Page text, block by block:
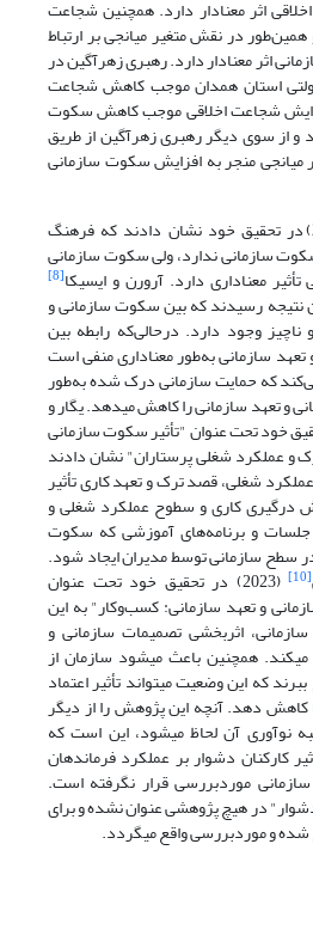
اثر معنادار دارد. همچنین شجاعت
در نقش متغیر میانجی بر ارتباط
اثر معنادار دارد. رهبری زهرآگین در
استان همدان موجب کاهش شجاعت
شجاعت اخلاقی موجب کاهش سکوت
و از سوی دیگر رهبری زهرآگین از طریق
منجر به افزایش سکوت سازمانی
و همکاران (2023) در تحقیق خود نشان دادند که فرهنگ
سکوت سازمانی ندارد، ولی سکوت سازمانی
معناداری دارد. آرورن و ایسیکا[8]
این نتیجه رسیدند که بین سکوت سازمانی و
ناچیز وجود دارد. درحالی‌که رابطه بین
سازمانی به‌طور معناداری منفی است
می‌کند که حمایت سازمانی درک شده به‌طور
و تعهد سازمانی را کاهش می­دهد. یگار و
تحقیق خود تحت عنوان "تأثیر سکوت سازمانی
و عملکرد شغلی پرستاران" نشان دادند
شغلی، قصد ترک و تعهد کاری تأثیر
درگیری کاری و سطوح عملکرد شغلی و
جلسات و برنامه‌های آموزشی که سکوت
سطح سازمانی توسط مدیران ایجاد شود.
[10] (2023) در تحقیق خود تحت عنوان
و تعهد سازمانی: کسب‌وکار" به این
اثربخشی تصمیمات سازمانی و
می­کند. همچنین باعث می­شود سازمان از
که این وضعیت می­تواند تأثیر اعتماد
کاهش دهد. آنچه این پژوهش را از دیگر
نوآوری آن لحاظ می­شود، این است که
کارکنان دشوار بر عملکرد فرماندهان
موردبررسی قرار نگرفته است.
در هیچ پژوهشی عنوان نشده و برای
شده و موردبررسی واقع می­گردد.